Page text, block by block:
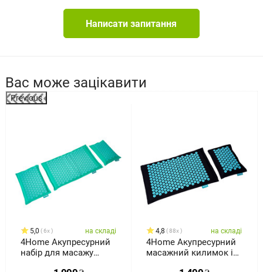
Написати запитання
Вас може зацікавити
Previous
5,0 6x на складі
4Home Акупресурний
набір для масажу
4,8 88x на складі
4Home Акупресурний
масажний килимок і